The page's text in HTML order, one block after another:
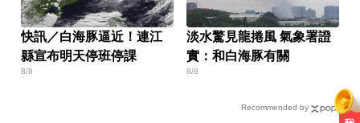
快訊／白海豚逼近！連江
縣宣布明天停班停課
8/8
淡水驚見龍捲風 氣象署證
實：和白海豚有關
8/8
Recommended by